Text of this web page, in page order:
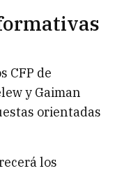
CFP de
y Gaiman
orientadas
los